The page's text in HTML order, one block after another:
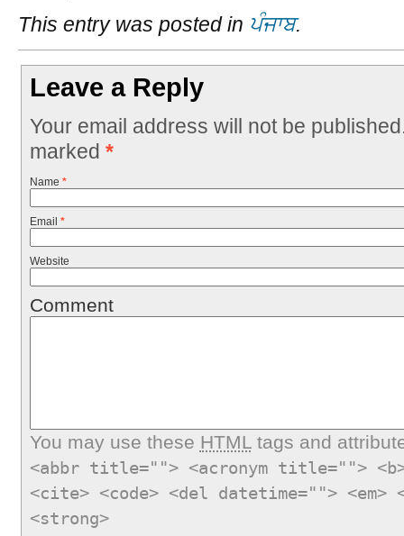
This entry was posted in ਪੰਜਾਬ.
Leave a Reply
Your email address will not be
marked *
Name *
Email *
Website
Comment
You may use these HTMLtags and
<abbr title=""> <acronym title="">
<cite> <code> <del datetime="">
<strong>